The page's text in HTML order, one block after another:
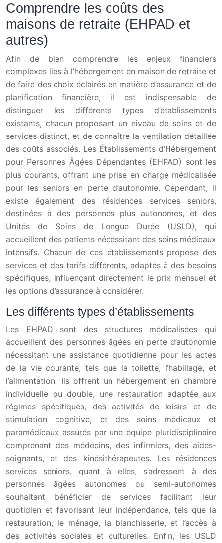
Comprendre les coûts des
maisons de retraite (EHPAD et
autres)
Afin de bien comprendre les enjeux financiers
complexes liés à l’hébergement en maison de retraite et
de faire des choix éclairés en matière d’assurance et de
planification financière, il est indispensable de
distinguer les différents types d’établissements
existants, chacun proposant un niveau de soins et de
services distinct, et de connaître la ventilation détaillée
des coûts associés. Les Établissements d’Hébergement
pour Personnes Âgées Dépendantes (EHPAD) sont les
plus courants, offrant une prise en charge médicalisée
pour les seniors en perte d’autonomie. Cependant, il
existe également des résidences services seniors,
destinées à des personnes plus autonomes, et des
Unités de Soins de Longue Durée (USLD), qui
accueillent des patients nécessitant des soins médicaux
intensifs. Chacun de ces établissements propose des
services et des tarifs différents, adaptés à des besoins
spécifiques, influençant directement le prix mensuel et
les options d’assurance à considérer.
Les différents types d’établissements
Les EHPAD sont des structures médicalisées qui
accueillent des personnes âgées en perte d’autonomie
nécessitant une assistance quotidienne pour les actes
de la vie courante, tels que la toilette, l’habillage, et
l’alimentation. Ils offrent un hébergement en chambre
individuelle ou double, une restauration adaptée aux
régimes spécifiques, des activités de loisirs et de
stimulation cognitive, et des soins médicaux et
paramédicaux assurés par une équipe pluridisciplinaire
comprenant des médecins, des infirmiers, des aides-
soignants, et des kinésithérapeutes. Les résidences
services seniors, quant à elles, s’adressent à des
personnes âgées autonomes ou semi-autonomes
souhaitant bénéficier de services facilitant leur
quotidien et favorisant leur indépendance, tels que la
restauration, le ménage, la blanchisserie, et l’accès à
des activités sociales et culturelles. Enfin, les USLD